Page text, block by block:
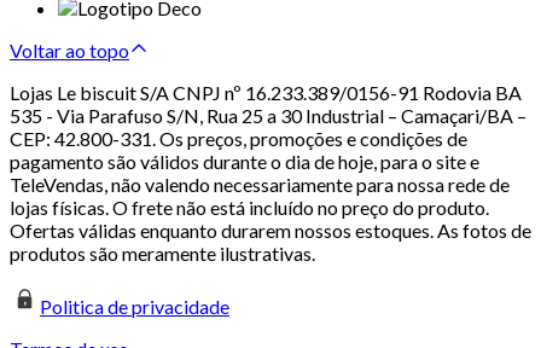
Voltar ao topo
Lojas Le biscuit S/A CNPJ nº 16.233.389/0156-91 Rodovia BA
535 - Via Parafuso S/N, Rua 25 a 30 Industrial – Camaçari/BA –
CEP: 42.800-331. Os preços, promoções e condições de
pagamento são válidos durante o dia de hoje, para o site e
TeleVendas, não valendo necessariamente para nossa rede de
lojas físicas. O frete não está incluído no preço do produto.
Ofertas válidas enquanto durarem nossos estoques. As fotos de
produtos são meramente ilustrativas.
Politica de privacidade